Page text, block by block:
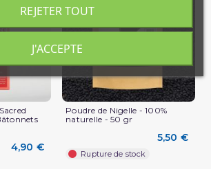
4,90 €
Poudre de Nigelle - 100%
naturelle - 50 gr
5,50 €
Rupture de stock
REJETER TOUT
J'ACCEPTE